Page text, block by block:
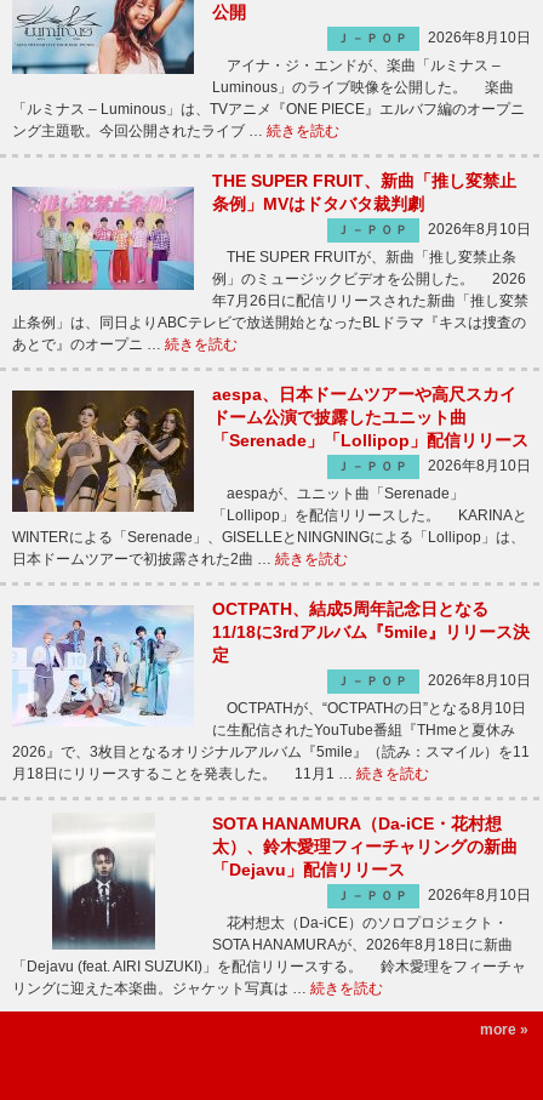
公開
Ｊ－ＰＯＰ
2026年8月10日
アイナ・ジ・エンドが、楽曲「ルミナス –
Luminous」のライブ映像を公開した。 楽曲
「ルミナス – Luminous」は、TVアニメ『ONE PIECE』エルバフ編のオープニ
ング主題歌。今回公開されたライブ … 続きを読む
THE SUPER FRUIT、新曲「推し変禁止
条例」MVはドタバタ裁判劇
Ｊ－ＰＯＰ
2026年8月10日
THE SUPER FRUITが、新曲「推し変禁止条
例」のミュージックビデオを公開した。 2026
年7月26日に配信リリースされた新曲「推し変禁
止条例」は、同日よりABCテレビで放送開始となったBLドラマ『キスは捜査の
あとで』のオープニ … 続きを読む
aespa、日本ドームツアーや高尺スカイ
ドーム公演で披露したユニット曲
「Serenade」「Lollipop」配信リリース
Ｊ－ＰＯＰ
2026年8月10日
aespaが、ユニット曲「Serenade」
「Lollipop」を配信リリースした。 KARINAと
WINTERによる「Serenade」、GISELLEとNINGNINGによる「Lollipop」は、
日本ドームツアーで初披露された2曲 … 続きを読む
OCTPATH、結成5周年記念日となる
11/18に3rdアルバム『5mile』リリース決
定
Ｊ－ＰＯＰ
2026年8月10日
OCTPATHが、“OCTPATHの日”となる8月10日
に生配信されたYouTube番組『THmeと夏休み
2026』で、3枚目となるオリジナルアルバム『5mile』（読み：スマイル）を11
月18日にリリースすることを発表した。 11月1 … 続きを読む
SOTA HANAMURA（Da-iCE・花村想
太）、鈴木愛理フィーチャリングの新曲
「Dejavu」配信リリース
Ｊ－ＰＯＰ
2026年8月10日
花村想太（Da-iCE）のソロプロジェクト・
SOTA HANAMURAが、2026年8月18日に新曲
「Dejavu (feat. AIRI SUZUKI)」を配信リリースする。 鈴木愛理をフィーチャ
リングに迎えた本楽曲。ジャケット写真は … 続きを読む
more »